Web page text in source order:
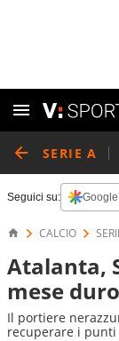
SERIE A
Seguici su:
CALCIO
Atalanta,
mese
Il portiere
recuperare i